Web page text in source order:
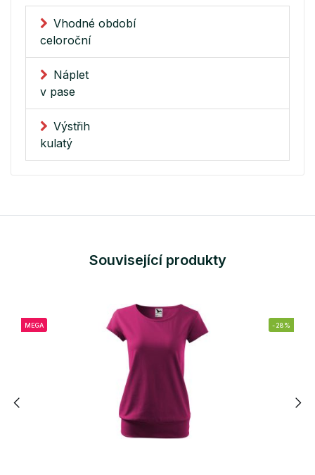
Vhodné období
celoroční
Náplet
v pase
Výstřih
kulatý
Související produkty
MEGA -28%